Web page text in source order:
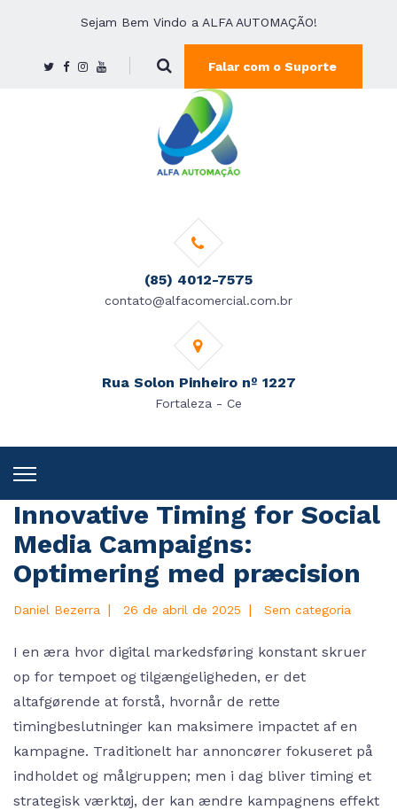
Sejam Bem Vindo a ALFA AUTOMAÇÃO!
Falar com o Suporte
(85) 4012-7575
contato@alfacomercial.com.br
Rua Solon Pinheiro nº 1227
Fortaleza - Ce
Innovative Timing for Social
Media Campaigns:
Optimering med præcision
Daniel Bezerra | 26 de abril de 2025 | Sem categoria
I en æra hvor digital markedsføring konstant skruer
op for tempoet og tilgængeligheden, er det
altafgørende at forstå, hvornår de rette
timingbeslutninger kan maksimere impactet af en
kampagne. Traditionelt har annoncører fokuseret på
indholdet og målgruppen; men i dag bliver timing et
strategisk værktøj, der kan ændre kampagnens effekt